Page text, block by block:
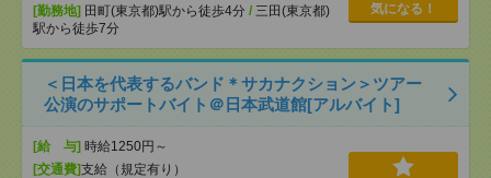
[勤務地] 田町(東京都)駅から徒歩4分 / 三田(東京都)
駅から徒歩7分
気になる！
＜日本を代表するバンド＊サカナクション＞ツアー
公演のサポートバイト＠日本武道館[アルバイト]
[給 与] 時給1250円～
[交通費]支給（規定有り）